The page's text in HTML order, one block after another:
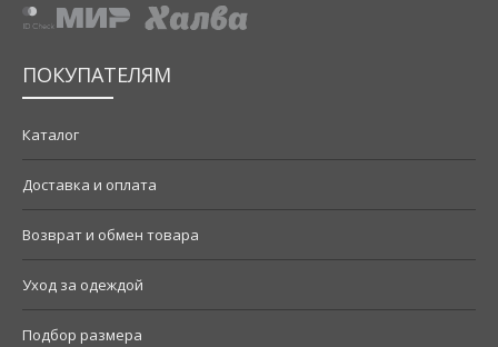
ПОКУПАТЕЛЯМ
Каталог
Доставка и оплата
Возврат и обмен товара
Уход за одеждой
Подбор размера